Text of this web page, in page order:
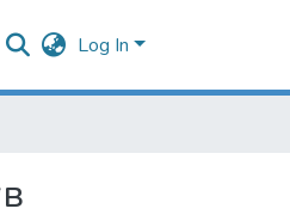
Log In